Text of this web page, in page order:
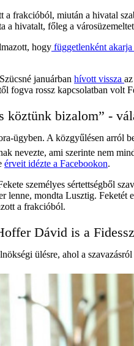
frakcióból, miután a hivatal
hivatalt, főleg a
hogy függetlenként akarja
januárban hívott vissza
fogva rossz kapcsolatban
bizalom” -
ügyben. A közgyűlésen arról
nevezte, ami szerinte nem
érveit idézte a Facebookon.
személyes sértettségből
mondta Lusztig.
a frakcióból.
Dávid is a
ülésre, ahol a